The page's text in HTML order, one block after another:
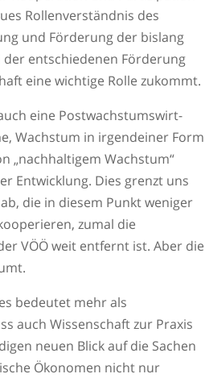
Rollenverständnis des
und Förderung der bislang
entschiedenen Förderung
eine wichtige Rolle zukommt.
eine Postwachstumswirt-
Wachstum in irgendeiner Form
„nachhaltigem Wachstum“
Entwicklung. Dies grenzt uns
die in diesem Punkt weniger
zumal die
VÖÖ weit entfernt ist. Aber die
bedeutet mehr als
auch Wissenschaft zur Praxis
neuen Blick auf die Sachen
Ökonomen nicht nur